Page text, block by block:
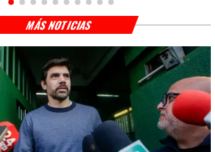
MÁS NOTICIAS